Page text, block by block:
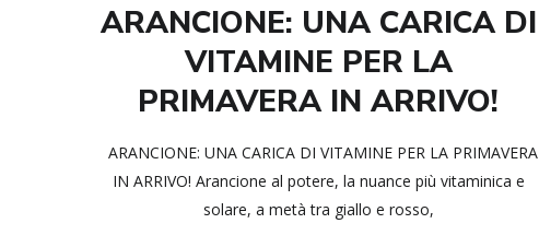
ARANCIONE: UNA CARICA DI
VITAMINE PER LA
PRIMAVERA IN ARRIVO!
ARANCIONE: UNA CARICA DI VITAMINE PER LA PRIMAVERA
IN ARRIVO! Arancione al potere, la nuance più vitaminica e
solare, a metà tra giallo e rosso,